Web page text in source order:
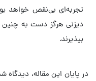
تجربه‌ای بی‌نقص خواهد
دیزنی هرگز دست به چنین
بپذیرند.
در پایان این مقاله، دیدگاه